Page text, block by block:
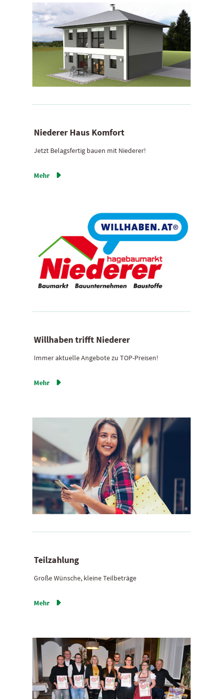
Niederer Haus Komfort
Jetzt Belagsfertig bauen mit Niederer!
Mehr 
Willhaben trifft Niederer
Immer aktuelle Angebote zu TOP-Preisen!
Mehr 
Teilzahlung
Große Wünsche, kleine Teilbeträge
Mehr 